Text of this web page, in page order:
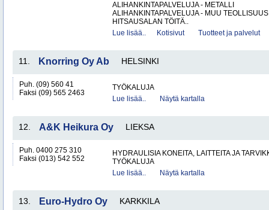
ALIHANKINTAPALVELUJA - METALLI
ALIHANKINTAPALVELUJA - MUU TEOLLISUUS
HITSAUSALAN TÖITÄ..
Lue lisää..
Kotisivut Tuotteet ja palvelut
11. Knorring Oy Ab HELSINKI
Puh. (09) 560 41
Faksi (09) 565 2463
TYÖKALUJA
Lue lisää..
Näytä kartalla
12. A&K Heikura Oy LIEKSA
Puh. 0400 275 310
Faksi (013) 542 552
HYDRAULISIA KONEITA, LAITTEITA JA
TYÖKALUJA
Lue lisää..
Näytä kartalla
13. Euro-Hydro Oy KARKKILA